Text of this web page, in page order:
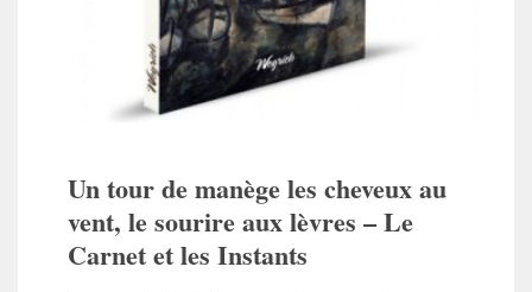
Un tour de manège les cheveux au
vent, le sourire aux lèvres – Le
Carnet et les Instants